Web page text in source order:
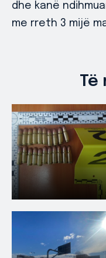
dhe kanë
me rreth 3 mijë
Të